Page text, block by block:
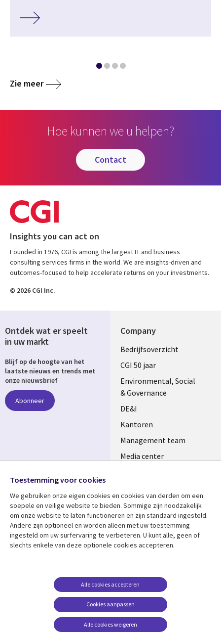
Zie meer
Hoe kunnen we u helpen?
contact
Insights you can act on
Founded in 1976, CGI is among the largest IT and business
consulting services firms in the world. We are insights-driven and
outcomes-focused to help accelerate returns on your investments.
© 2026 CGI Inc.
Company
Useful
links
NETHERLANDS
Bedrijfsoverzicht
CGI 50 jaar
Environmental, Social
& Governance
DE&I
Kantoren
Management team
Media center
Bekijk meer
Library
NETHERLANDS
Artikelen
Evenementen
Support
Legal
Disclaimer
Cookie management
Ontdek wat er speelt
in uw markt
Blijf op de hoogte van het
laatste nieuws en trends met
onze nieuwsbrief
Abonneer
Media
NETHERLANDS
Toestemming voor cookies
We gebruiken onze eigen cookies en cookies van derden om een ​​
soepele en veilige website te bieden. Sommige zijn noodzakelijk
om onze website te laten functioneren en zijn standaard ingesteld.
Andere zijn optioneel en worden alleen met uw toestemming
ingesteld om uw surfervaring te verbeteren. U kunt alle, geen of
slechts enkele van deze optionele cookies accepteren.
Cookies aanpassen
Alle cookies accepteren
Alle cookies weigeren